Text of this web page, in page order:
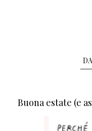
Buona estate (e